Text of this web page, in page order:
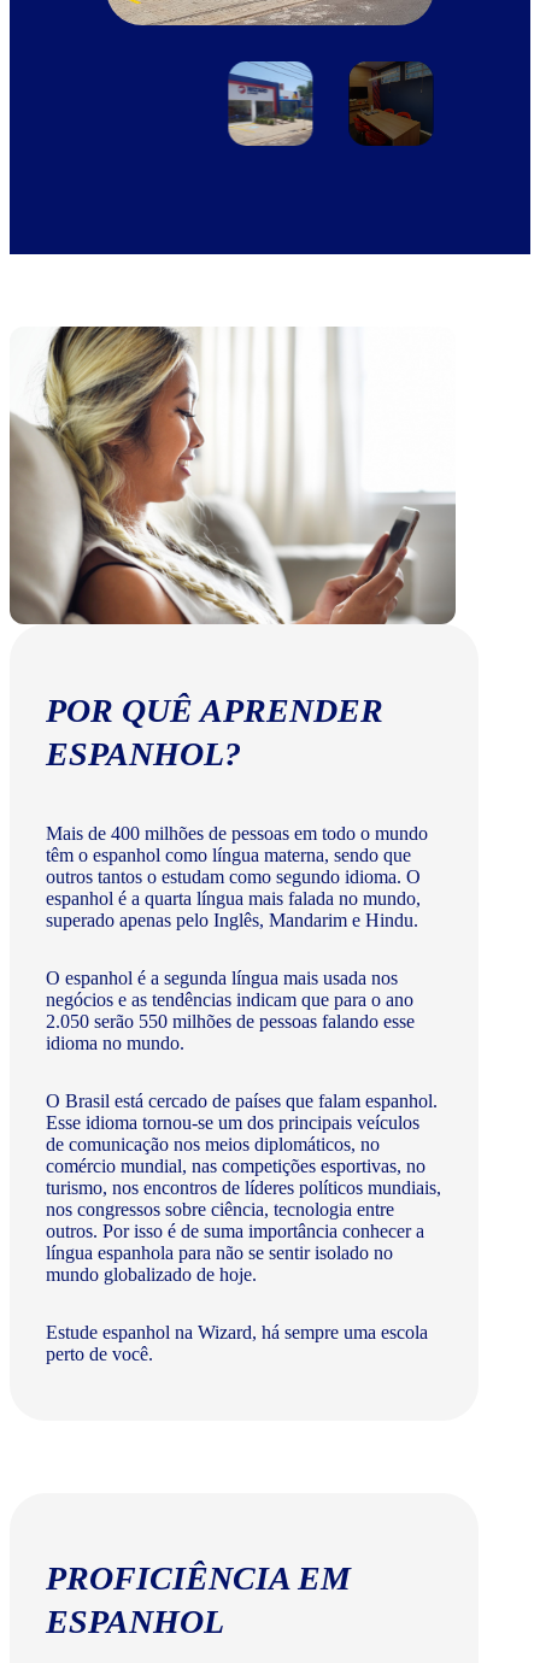
POR QUÊ APRENDER
ESPANHOL?
Mais de 400 milhões de pessoas em todo o mundo
têm o espanhol como língua materna, sendo que
outros tantos o estudam como segundo idioma. O
espanhol é a quarta língua mais falada no mundo,
superado apenas pelo Inglês, Mandarim e Hindu.
O espanhol é a segunda língua mais usada nos
negócios e as tendências indicam que para o ano
2.050 serão 550 milhões de pessoas falando esse
idioma no mundo.
O Brasil está cercado de países que falam espanhol.
Esse idioma tornou-se um dos principais veículos
de comunicação nos meios diplomáticos, no
comércio mundial, nas competições esportivas, no
turismo, nos encontros de líderes políticos mundiais,
nos congressos sobre ciência, tecnologia entre
outros. Por isso é de suma importância conhecer a
língua espanhola para não se sentir isolado no
mundo globalizado de hoje.
Estude espanhol na Wizard, há sempre uma escola
perto de você.
PROFICIÊNCIA EM
ESPANHOL